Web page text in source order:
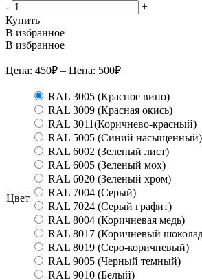
-
+
Купить
В избранное
В избранное
Цена: 450₽ – Цена: 500₽
Цвет
RAL 3005 (Красное вино)
RAL 3009 (Красная окись)
RAL 3011(Коричнево-красный)
RAL 5005 (Синий насыщенный)
RAL 6002 (Зеленый лист)
RAL 6005 (Зеленый мох)
RAL 6020 (Зеленый хром)
RAL 7004 (Серый)
RAL 7024 (Серый графит)
RAL 8004 (Коричневая медь)
RAL 8017 (Коричневый
RAL 8019 (Серо-коричневый)
RAL 9005 (Черный темный)
RAL 9010 (Белый)